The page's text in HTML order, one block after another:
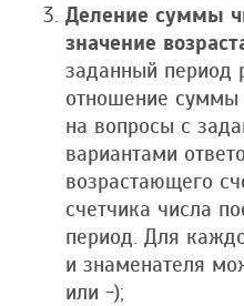
Деление суммы
значение
заданный период
отношение суммы
на вопросы с
вариантами
возрастающего
счетчика числа
период. Для
и знаменателя
или -);